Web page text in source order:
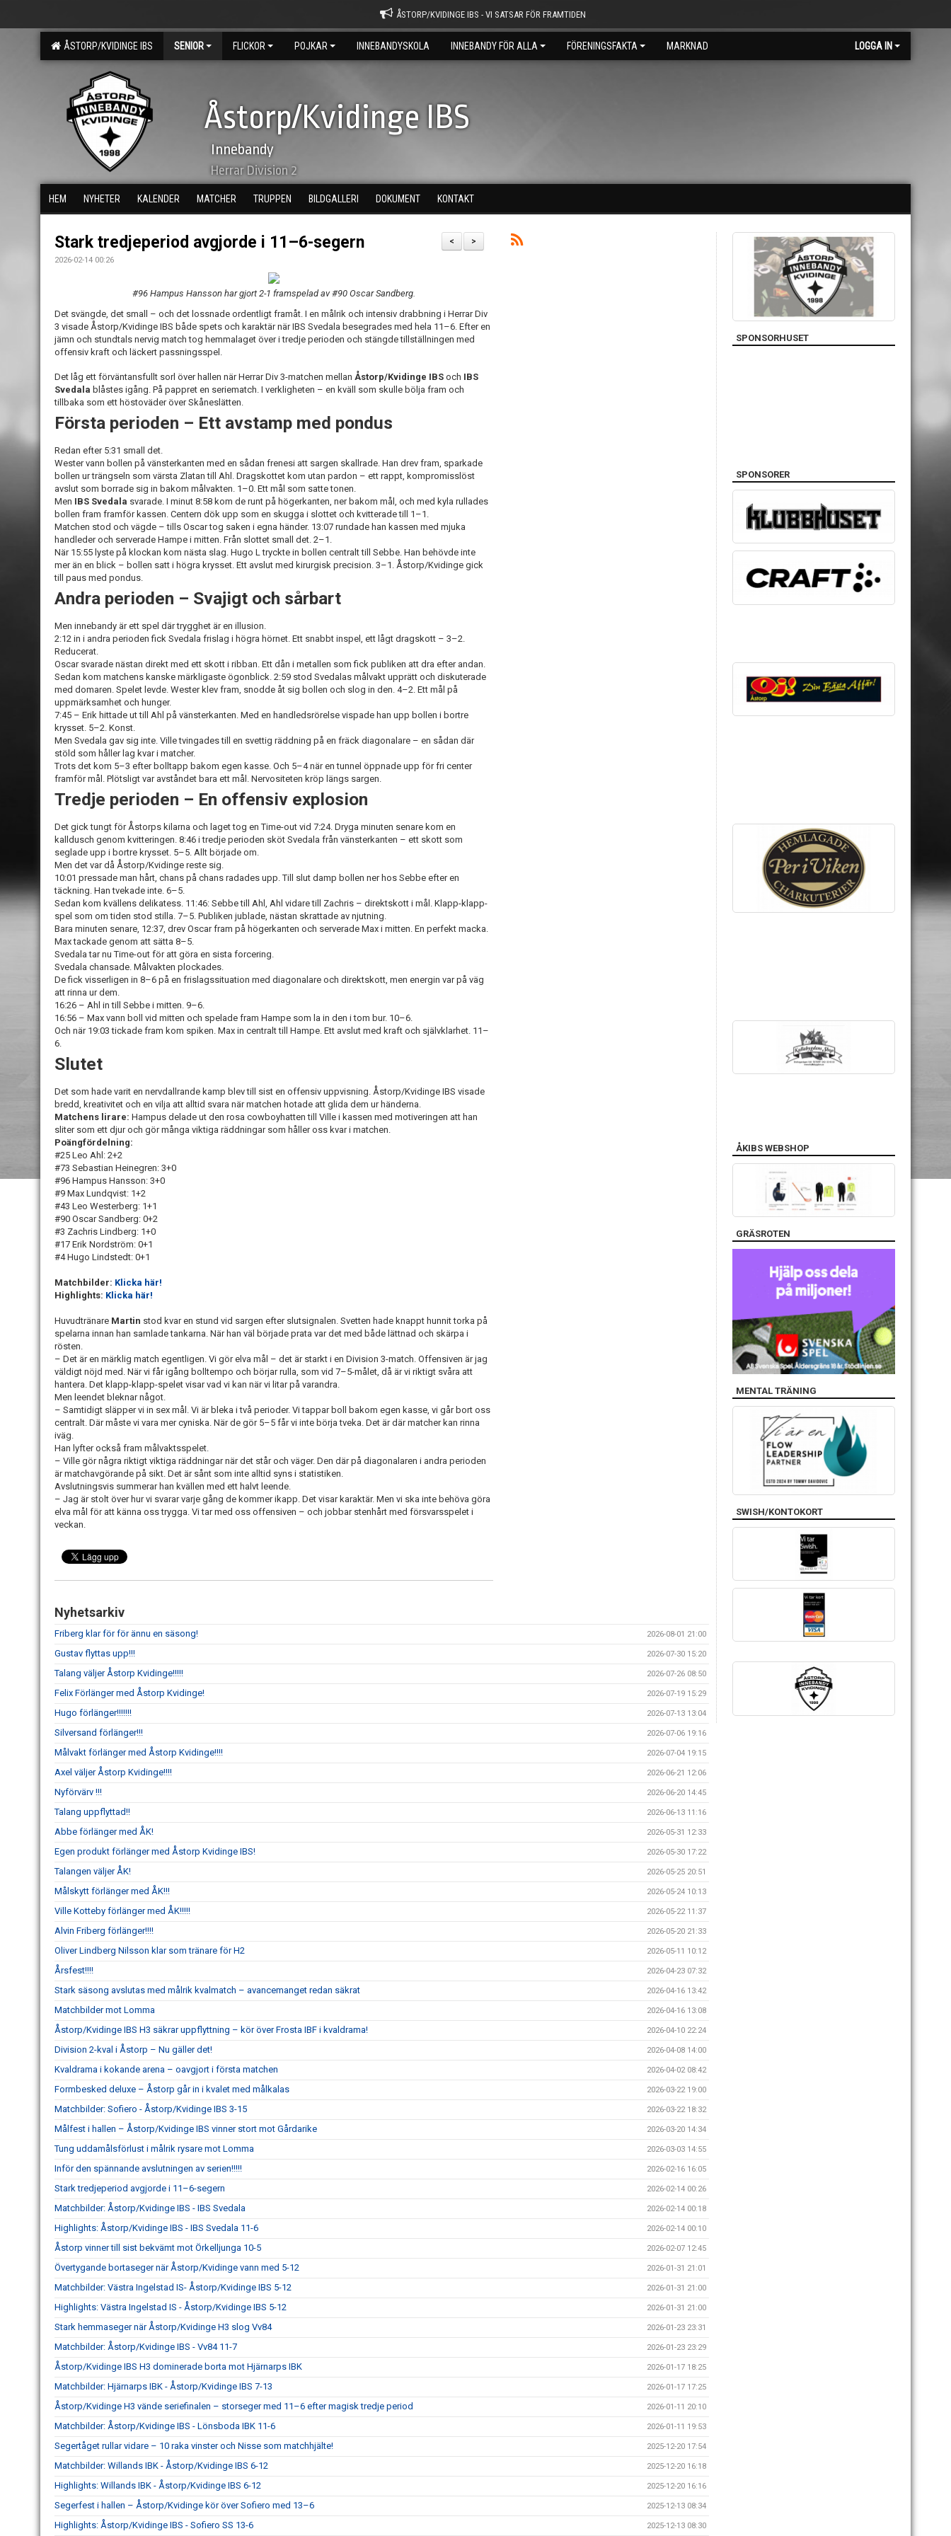
ÅSTORP/KVIDINGE IBS - VI SATSAR FÖR FRAMTIDEN
ÅSTORP/KVIDINGE IBS SENIOR FLICKOR POJKAR INNEBANDYSKOLA INNEBANDY FÖR ALLA FÖRENINGSFAKTA MARKNAD LOGGA IN
Åstorp/Kvidinge IBS
Innebandy
Herrar Division 2
HEM NYHETER KALENDER MATCHER TRUPPEN BILDGALLERI DOKUMENT KONTAKT
>
<
Stark tredjeperiod avgjorde i 11–6-segern
2026-02-14 00:26
#96 Hampus Hansson har gjort 2-1 framspelad av #90 Oscar Sandberg.
Det svängde, det small – och det lossnade ordentligt framåt. I en målrik och intensiv drabbning i Herrar Div
3 visade Åstorp/Kvidinge IBS både spets och karaktär när IBS Svedala besegrades med hela 11–6. Efter en
jämn och stundtals nervig match tog hemmalaget över i tredje perioden och stängde tillställningen med
offensiv kraft och läckert passningsspel.
Det låg ett förväntansfullt sorl över hallen när Herrar Div 3-matchen mellan Åstorp/Kvidinge IBS och IBS
Svedala blåstes igång. På pappret en seriematch. I verkligheten – en kväll som skulle bölja fram och
tillbaka som ett höstoväder över Skåneslätten.
Första perioden – Ett avstamp med pondus
Redan efter 5:31 small det.
Wester vann bollen på vänsterkanten med en sådan frenesi att sargen skallrade. Han drev fram, sparkade
bollen ur trängseln som värsta Zlatan till Ahl. Dragskottet kom utan pardon – ett rappt, kompromisslöst
avslut som borrade sig in bakom målvakten. 1–0. Ett mål som satte tonen.
Men IBS Svedala svarade. I minut 8:58 kom de runt på högerkanten, ner bakom mål, och med kyla rullades
bollen fram framför kassen. Centern dök upp som en skugga i slottet och kvitterade till 1–1.
Matchen stod och vägde – tills Oscar tog saken i egna händer. 13:07 rundade han kassen med mjuka
handleder och serverade Hampe i mitten. Från slottet small det. 2–1.
När 15:55 lyste på klockan kom nästa slag. Hugo L tryckte in bollen centralt till Sebbe. Han behövde inte
mer än en blick – bollen satt i högra krysset. Ett avslut med kirurgisk precision. 3–1. Åstorp/Kvidinge gick
till paus med pondus.
Andra perioden – Svajigt och sårbart
Men innebandy är ett spel där trygghet är en illusion.
2:12 in i andra perioden fick Svedala frislag i högra hörnet. Ett snabbt inspel, ett lågt dragskott – 3–2.
Reducerat.
Oscar svarade nästan direkt med ett skott i ribban. Ett dån i metallen som fick publiken att dra efter andan.
Sedan kom matchens kanske märkligaste ögonblick. 2:59 stod Svedalas målvakt upprätt och diskuterade
med domaren. Spelet levde. Wester klev fram, snodde åt sig bollen och slog in den. 4–2. Ett mål på
uppmärksamhet och hunger.
7:45 – Erik hittade ut till Ahl på vänsterkanten. Med en handledsrörelse vispade han upp bollen i bortre
krysset. 5–2. Konst.
Men Svedala gav sig inte. Ville tvingades till en svettig räddning på en fräck diagonalare – en sådan där
stöld som håller lag kvar i matcher.
Trots det kom 5–3 efter bolltapp bakom egen kasse. Och 5–4 när en tunnel öppnade upp för fri center
framför mål. Plötsligt var avståndet bara ett mål. Nervositeten kröp längs sargen.
Tredje perioden – En offensiv explosion
Det gick tungt för Åstorps kilarna och laget tog en Time-out vid 7:24. Dryga minuten senare kom en
kalldusch genom kvitteringen. 8:46 i tredje perioden sköt Svedala från vänsterkanten – ett skott som
seglade upp i bortre krysset. 5–5. Allt började om.
Men det var då Åstorp/Kvidinge reste sig.
10:01 pressade man hårt, chans på chans radades upp. Till slut damp bollen ner hos Sebbe efter en
täckning. Han tvekade inte. 6–5.
Sedan kom kvällens delikatess. 11:46: Sebbe till Ahl, Ahl vidare till Zachris – direktskott i mål. Klapp-klapp-
spel som om tiden stod stilla. 7–5. Publiken jublade, nästan skrattade av njutning.
Bara minuten senare, 12:37, drev Oscar fram på högerkanten och serverade Max i mitten. En perfekt macka.
Max tackade genom att sätta 8–5.
Svedala tar nu Time-out för att göra en sista forcering.
Svedala chansade. Målvakten plockades.
De fick visserligen in 8–6 på en frislagssituation med diagonalare och direktskott, men energin var på väg
att rinna ur dem.
16:26 – Ahl in till Sebbe i mitten. 9–6.
16:56 – Max vann boll vid mitten och spelade fram Hampe som la in den i tom bur. 10–6.
Och när 19:03 tickade fram kom spiken. Max in centralt till Hampe. Ett avslut med kraft och självklarhet. 11–
6.
Slutet
Det som hade varit en nervdallrande kamp blev till sist en offensiv uppvisning. Åstorp/Kvidinge IBS visade
bredd, kreativitet och en vilja att alltid svara när matchen hotade att glida dem ur händerna.
Matchens lirare: Hampus delade ut den rosa cowboyhatten till Ville i kassen med motiveringen att han
sliter som ett djur och gör många viktiga räddningar som håller oss kvar i matchen.
Poängfördelning:
#25 Leo Ahl: 2+2
#73 Sebastian Heinegren: 3+0
#96 Hampus Hansson: 3+0
#9 Max Lundqvist: 1+2
#43 Leo Westerberg: 1+1
#90 Oscar Sandberg: 0+2
#3 Zachris Lindberg: 1+0
#17 Erik Nordström: 0+1
#4 Hugo Lindstedt: 0+1
Matchbilder: Klicka här!
Highlights: Klicka här!
Huvudtränare Martin stod kvar en stund vid sargen efter slutsignalen. Svetten hade knappt hunnit torka på
spelarna innan han samlade tankarna. När han väl började prata var det med både lättnad och skärpa i
rösten.
– Det är en märklig match egentligen. Vi gör elva mål – det är starkt i en Division 3-match. Offensiven är jag
väldigt nöjd med. När vi får igång bolltempo och börjar rulla, som vid 7–5-målet, då är vi riktigt svåra att
hantera. Det klapp-klapp-spelet visar vad vi kan när vi litar på varandra.
Men leendet bleknar något.
– Samtidigt släpper vi in sex mål. Vi är bleka i två perioder. Vi tappar boll bakom egen kasse, vi går bort oss
centralt. Där måste vi vara mer cyniska. När de gör 5–5 får vi inte börja tveka. Det är där matcher kan rinna
iväg.
Han lyfter också fram målvaktsspelet.
– Ville gör några riktigt viktiga räddningar när det står och väger. Den där på diagonalaren i andra perioden
är matchavgörande på sikt. Det är sånt som inte alltid syns i statistiken.
Avslutningsvis summerar han kvällen med ett halvt leende.
– Jag är stolt över hur vi svarar varje gång de kommer ikapp. Det visar karaktär. Men vi ska inte behöva göra
elva mål för att känna oss trygga. Vi tar med oss offensiven – och jobbar stenhårt med försvarsspelet i
veckan.
Nyhetsarkiv
Friberg klar för för ännu en säsong! 2026-08-01 21:00
Gustav flyttas upp!!! 2026-07-30 15:20
Talang väljer Åstorp Kvidinge!!!!! 2026-07-26 08:50
Felix Förlänger med Åstorp Kvidinge! 2026-07-19 15:29
Hugo förlänger!!!!!!! 2026-07-13 13:04
Silversand förlänger!!! 2026-07-06 19:16
Målvakt förlänger med Åstorp Kvidinge!!!! 2026-07-04 19:15
Axel väljer Åstorp Kvidinge!!!! 2026-06-21 12:06
Nyförvärv !!! 2026-06-20 14:45
Talang uppflyttad!! 2026-06-13 11:16
Abbe förlänger med ÅK! 2026-05-31 12:33
Egen produkt förlänger med Åstorp Kvidinge IBS! 2026-05-30 17:22
Talangen väljer ÅK! 2026-05-25 20:51
Målskytt förlänger med ÅK!!! 2026-05-24 10:13
Ville Kotteby förlänger med ÅK!!!!! 2026-05-22 11:37
Alvin Friberg förlänger!!!! 2026-05-20 21:33
Oliver Lindberg Nilsson klar som tränare för H2 2026-05-11 10:12
Årsfest!!!! 2026-04-23 07:32
Stark säsong avslutas med målrik kvalmatch – avancemanget redan säkrat 2026-04-16 13:42
Matchbilder mot Lomma 2026-04-16 13:08
Åstorp/Kvidinge IBS H3 säkrar uppflyttning – kör över Frosta IBF i kvaldrama! 2026-04-10 22:24
Division 2-kval i Åstorp – Nu gäller det! 2026-04-08 14:00
Kvaldrama i kokande arena – oavgjort i första matchen 2026-04-02 08:42
Formbesked deluxe – Åstorp går in i kvalet med målkalas 2026-03-22 19:00
Matchbilder: Sofiero - Åstorp/Kvidinge IBS 3-15 2026-03-22 18:32
Målfest i hallen – Åstorp/Kvidinge IBS vinner stort mot Gårdarike 2026-03-20 14:34
Tung uddamålsförlust i målrik rysare mot Lomma 2026-03-03 14:55
Inför den spännande avslutningen av serien!!!!! 2026-02-16 16:05
Stark tredjeperiod avgjorde i 11–6-segern 2026-02-14 00:26
Matchbilder: Åstorp/Kvidinge IBS - IBS Svedala 2026-02-14 00:18
Highlights: Åstorp/Kvidinge IBS - IBS Svedala 11-6 2026-02-14 00:10
Åstorp vinner till sist bekvämt mot Örkelljunga 10-5 2026-02-07 12:45
Övertygande bortaseger när Åstorp/Kvidinge vann med 5-12 2026-01-31 21:01
Matchbilder: Västra Ingelstad IS- Åstorp/Kvidinge IBS 5-12 2026-01-31 21:00
Highlights: Västra Ingelstad IS - Åstorp/Kvidinge IBS 5-12 2026-01-31 21:00
Stark hemmaseger när Åstorp/Kvidinge H3 slog Vv84 2026-01-23 23:31
Matchbilder: Åstorp/Kvidinge IBS - Vv84 11-7 2026-01-23 23:29
Åstorp/Kvidinge IBS H3 dominerade borta mot Hjärnarps IBK 2026-01-17 18:25
Matchbilder: Hjärnarps IBK - Åstorp/Kvidinge IBS 7-13 2026-01-17 17:25
Åstorp/Kvidinge H3 vände seriefinalen – storseger med 11–6 efter magisk tredje period 2026-01-11 20:10
Matchbilder: Åstorp/Kvidinge IBS - Lönsboda IBK 11-6 2026-01-11 19:53
Segertåget rullar vidare – 10 raka vinster och Nisse som matchhjälte! 2025-12-20 17:54
Matchbilder: Willands IBK - Åstorp/Kvidinge IBS 6-12 2025-12-20 16:18
Highlights: Willands IBK - Åstorp/Kvidinge IBS 6-12 2025-12-20 16:16
Segerfest i hallen – Åstorp/Kvidinge kör över Sofiero med 13–6 2025-12-13 08:34
Highlights: Åstorp/Kvidinge IBS - Sofiero SS 13-6 2025-12-13 08:30
SPONSORHUSET
SPONSORER
ÅKIBS WEBSHOP
GRÄSROTEN
MENTAL TRÄNING
SWISH/KONTOKORT